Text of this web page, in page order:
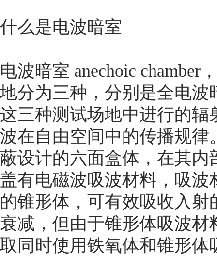
什么是电波暗室
电波暗室 anechoic
地分为三种，分别是全电
这三种测试场地中进行的
波在自由空间中的传播规
蔽设计的六面盒体，在其
盖有电磁波吸波材料，吸波
的锥形体，可有效吸收入
衰减，但由于锥形体吸波
取同时使用铁氧体和锥形